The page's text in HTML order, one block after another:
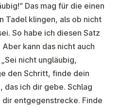
Das mag für die einen
Tadel klingen, als ob nicht
So habe ich diesen Satz
kann das nicht auch
nicht ungläubig,
den Schritt, finde dein
das ich dir gebe. Schlag
dir entgegenstrecke. Finde